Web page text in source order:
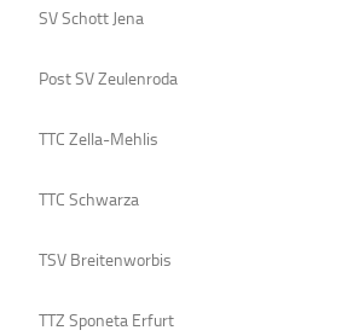
SV Schott Jena
Post SV Zeulenroda
TTC Zella-Mehlis
TTC Schwarza
TSV Breitenworbis
TTZ Sponeta Erfurt